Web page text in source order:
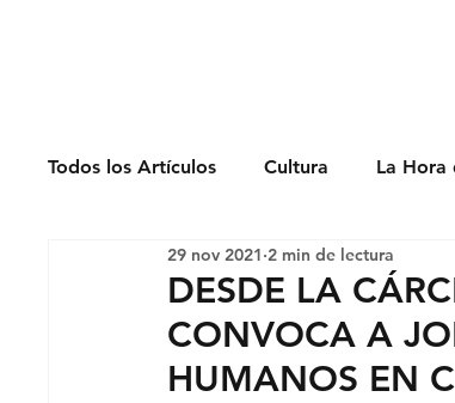
Todos los Artículos Cultura La Hora
Economía Feminicidio
DESDE LA
CONVOCA A
HUMANOS EN
29 nov 2021 2 min de lectura